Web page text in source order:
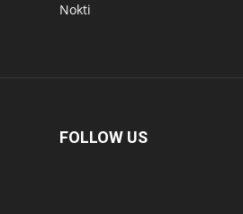
Nokti
FOLLOW US